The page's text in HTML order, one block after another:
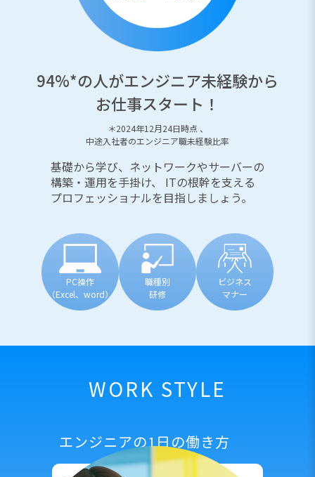
94%*の人がエンジニア未経験から
お仕事スタート！
＊2024年12月24日時点 、
中途入社者のエンジニア職未経験比率
基礎から学び、ネットワークやサーバーの
構築・運用を手掛け、
ITの根幹を支える
プロフェッショナルを目指しましょう。
PC操作
（Excel、word）
職種別
研修
ビジネス
マナー
WORK STYLE
エンジニアの1日の働き方